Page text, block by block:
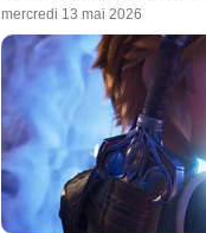
mercredi 13 mai 2026